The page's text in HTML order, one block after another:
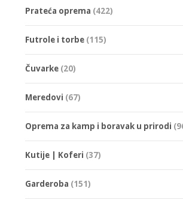
Prateća oprema (422)
Futrole i torbe (115)
Čuvarke (20)
Meredovi (67)
Oprema za kamp i boravak u prirodi
Kutije | Koferi (37)
Garderoba (151)